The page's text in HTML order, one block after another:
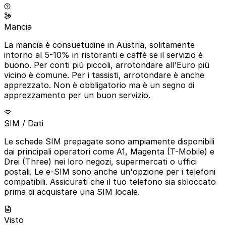
Mancia
La mancia è consuetudine in Austria, solitamente
intorno al 5-10% in ristoranti e caffè se il servizio è
buono. Per conti più piccoli, arrotondare all'Euro più
vicino è comune. Per i tassisti, arrotondare è anche
apprezzato. Non è obbligatorio ma è un segno di
apprezzamento per un buon servizio.
SIM / Dati
Le schede SIM prepagate sono ampiamente disponibili
dai principali operatori come A1, Magenta (T-Mobile) e
Drei (Three) nei loro negozi, supermercati o uffici
postali. Le e-SIM sono anche un'opzione per i telefoni
compatibili. Assicurati che il tuo telefono sia sbloccato
prima di acquistare una SIM locale.
Visto